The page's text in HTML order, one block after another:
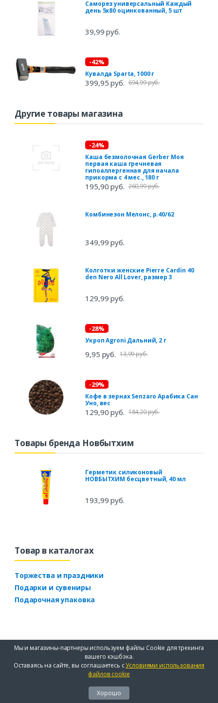
Саморез универсальный Каждый
день 5x80 оцинкованный, 5 шт
39,99 руб.
-42%
Кувалда Sparta, 1000 г
399,95 руб. 694,99 руб.
Другие товары магазина
-24%
Каша безмолочная Gerber Моя
первая каша гречневая
гипоаллергенная для начала
прикорма с 4 мес., 180 г
195,90 руб. 260,99 руб.
Комбинезон Мелонс, р.40/62
349,99 руб.
Колготки женские Pierre Cardin 40
den Nero All Lover, размер 3
129,99 руб.
-28%
Укроп Agroni Дальний, 2 г
9,95 руб. 13,99 руб.
-29%
Кофе в зернах Senzaro Арабика Сан
Уно, вес
129,90 руб. 184,20 руб.
Товары бренда Новбытхим
Герметик силиконовый
НОВБЫТХИМ бесцветный, 40 мл
193,99 руб.
Товар в каталогах
Торжества и праздники
Подарки и сувениры
Подарочная упаковка
Мы и магазины-партнеры используем файлы Cookie для трекинга
вашего кэшбэка.
Оставаясь на сайте, вы соглашаетесь сУсловиями использования
файлов cookie
Хорошо